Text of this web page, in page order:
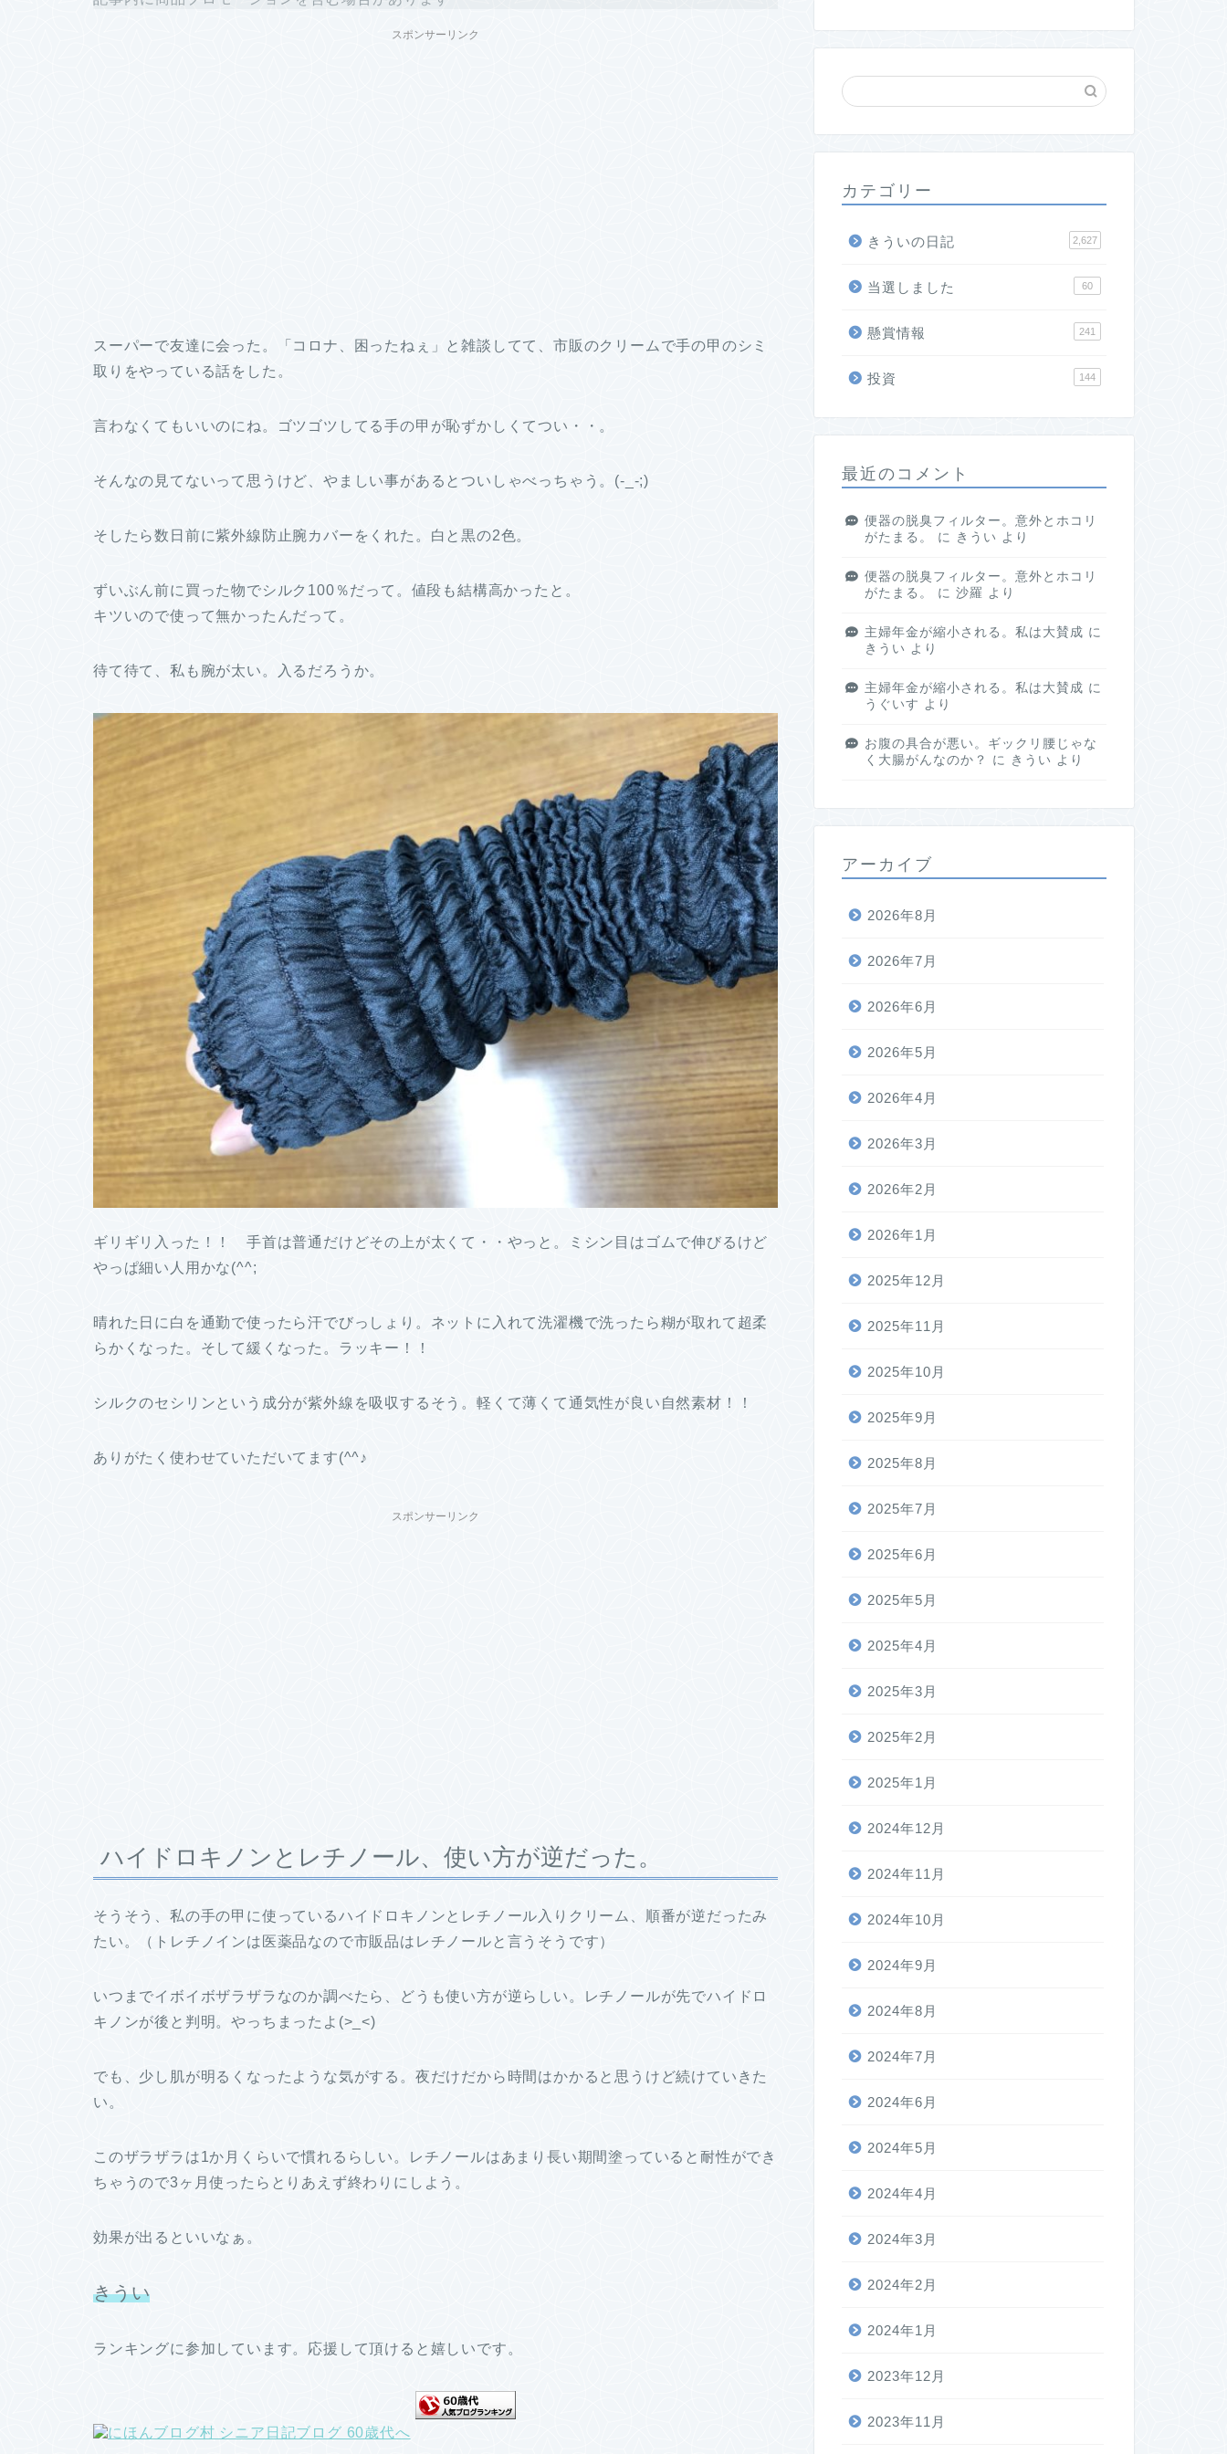
スポンサーリンク
スーパーで友達に会った。「コロナ、困ったねぇ」と雑談してて、市販のクリームで手の甲のシミ
取りをやっている話をした。
言わなくてもいいのにね。ゴツゴツしてる手の甲が恥ずかしくてつい・・。
そんなの見てないって思うけど、やましい事があるとついしゃべっちゃう。(-_-;)
そしたら数日前に紫外線防止腕カバーをくれた。白と黒の2色。
ずいぶん前に買った物でシルク100％だって。値段も結構高かったと。
キツいので使って無かったんだって。
待て待て、私も腕が太い。入るだろうか。
ギリギリ入った！！ 手首は普通だけどその上が太くて・・やっと。ミシン目はゴムで伸びるけど
やっぱ細い人用かな(^^;
晴れた日に白を通勤で使ったら汗でびっしょり。ネットに入れて洗濯機で洗ったら糊が取れて超柔
らかくなった。そして緩くなった。ラッキー！！
シルクのセシリンという成分が紫外線を吸収するそう。軽くて薄くて通気性が良い自然素材！！
ありがたく使わせていただいてます(^^♪
スポンサーリンク
ハイドロキノンとレチノール、使い方が逆だった。
そうそう、私の手の甲に使っているハイドロキノンとレチノール入りクリーム、順番が逆だったみ
たい。（トレチノインは医薬品なので市販品はレチノールと言うそうです）
いつまでイボイボザラザラなのか調べたら、どうも使い方が逆らしい。レチノールが先でハイドロ
キノンが後と判明。やっちまったよ(>_<)
でも、少し肌が明るくなったような気がする。夜だけだから時間はかかると思うけど続けていきた
い。
このザラザラは1か月くらいで慣れるらしい。レチノールはあまり長い期間塗っていると耐性ができ
ちゃうので3ヶ月使ったらとりあえず終わりにしよう。
効果が出るといいなぁ。
きうい
ランキングに参加しています。応援して頂けると嬉しいです。
カテゴリー
きういの日記 2,627
当選しました 60
懸賞情報 241
投資 144
最近のコメント
便器の脱臭フィルター。意外とホコリ
がたまる。
に きうい より
便器の脱臭フィルター。意外とホコリ
がたまる。
に 沙羅 より
主婦年金が縮小される。私は大賛成 に
きうい より
主婦年金が縮小される。私は大賛成 に
うぐいす より
お腹の具合が悪い。ギックリ腰じゃな
く大腸がんなのか？
に きうい より
アーカイブ
2026年8月
2026年7月
2026年6月
2026年5月
2026年4月
2026年3月
2026年2月
2026年1月
2025年12月
2025年11月
2025年10月
2025年9月
2025年8月
2025年7月
2025年6月
2025年5月
2025年4月
2025年3月
2025年2月
2025年1月
2024年12月
2024年11月
2024年10月
2024年9月
2024年8月
2024年7月
2024年6月
2024年5月
2024年4月
2024年3月
2024年2月
2024年1月
2023年12月
2023年11月